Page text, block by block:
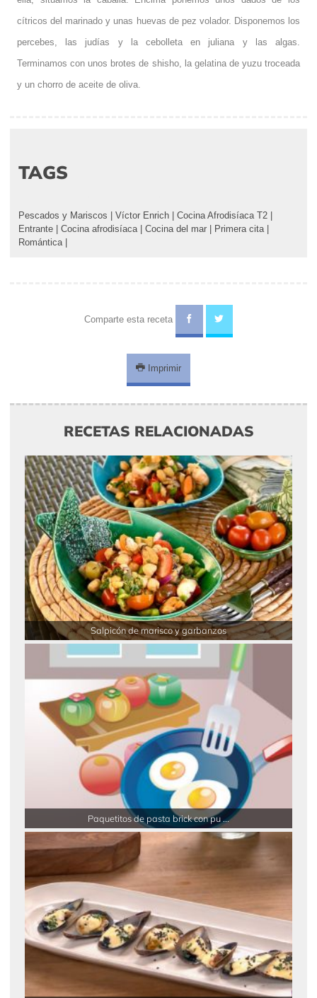
cítricos del marinado y unas huevas de pez volador. Disponemos los
percebes, las judías y la cebolleta en juliana y las algas.
Terminamos con unos brotes de shisho, la gelatina de yuzu troceada
y un chorro de aceite de oliva.
TAGS
Pescados y Mariscos Víctor Enrich Cocina Afrodisíaca T2
Entrante
Cocina afrodisíaca| Cocina del mar Primera cita|
Romántica|
Comparte esta receta
Imprimir
RECETAS RELACIONADAS
Salpicón de marisco y garbanzos
Paquetitos de pasta brick con pu ...